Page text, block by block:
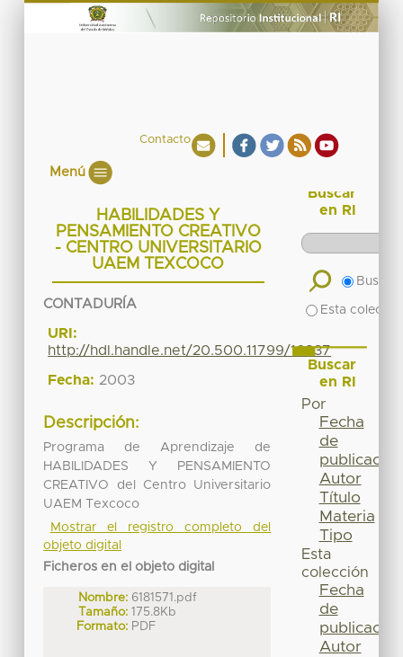
Contacto
Menú
HABILIDADES Y
PENSAMIENTO CREATIVO
- CENTRO UNIVERSITARIO
UAEM TEXCOCO
CONTADURÍA
URI:
http://hdl.handle.net/20.500.11799/16837
Fecha: 2003
Descripción:
Programa de Aprendizaje de
HABILIDADES Y PENSAMIENTO
CREATIVO del Centro Universitario
UAEM Texcoco
Mostrar el registro completo del
objeto digital
Ficheros en el objeto digital
Nombre: 6181571.pdf
Tamaño: 175.8Kb
Formato: PDF
Buscar
en RI
Buscar
Esta
Buscar
en RI
Por
Fecha
de
publicación
Autor
Título
Materia
Tipo
Esta
colección
Fecha
de
publicación
Autor